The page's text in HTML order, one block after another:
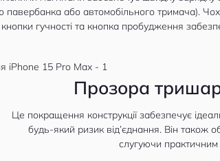
павербанка або автомобільного тримача).
гучності та кнопка пробудження
Прозора
Це покращення конструкції забезпечує
будь-який ризик від’єднання. Він також
слугуючи практичним